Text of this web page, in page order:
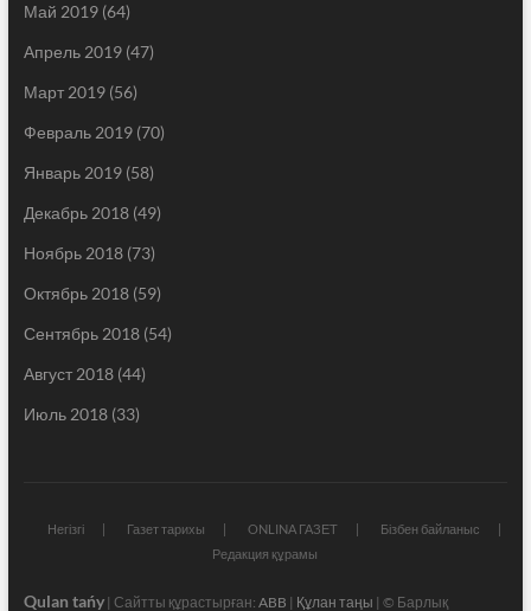
Май 2019(64)
Апрель 2019(47)
Март 2019(56)
Февраль 2019(70)
Январь 2019(58)
Декабрь 2018(49)
Ноябрь 2018(73)
Октябрь 2018(59)
Сентябрь 2018(54)
Август 2018(44)
Июль 2018(33)
Негізгі Газет тарихы ONLINA ГАЗЕТ
Бізбен байланыс
Редакция құрамы
Qulan tańy| Сайтты құрастырған: ABB | Құлан таңы | © Барлық